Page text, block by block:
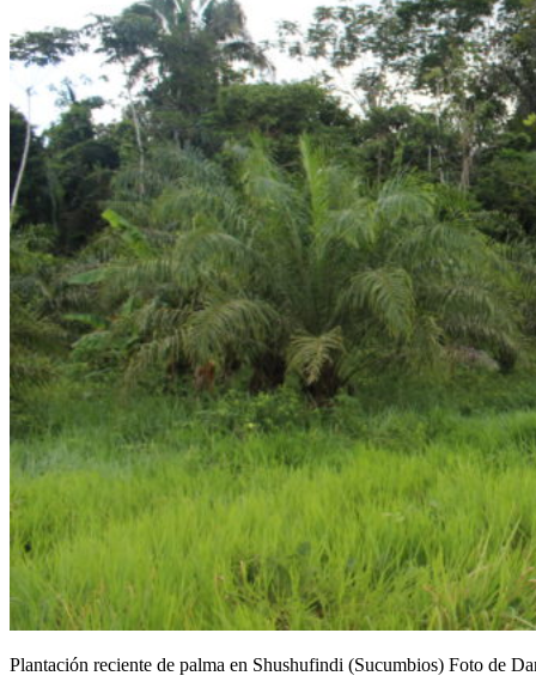
Plantación reciente de palma en Shushufindi (Sucumbios) Foto de